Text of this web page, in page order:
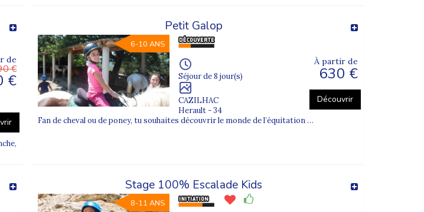
des allergies et régimes spécifiques.
de
€
€
Petit Galop
6-10 ANS
Séjour de 8 jour(s)
CAZILHAC
Herault - 34
À partir de
630 €
Découvrir
Fan de cheval ou de poney, tu souhaites découvrir le monde de l’équitation …
Stage 100% Escalade Kids
8-11 ANS